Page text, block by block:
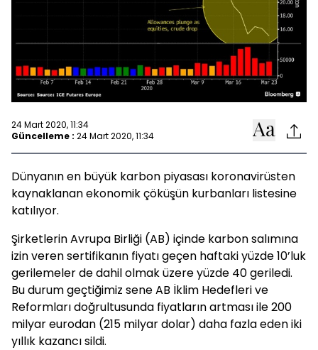
24 Mart 2020, 11:34
Güncelleme : 24 Mart 2020, 11:34
Dünyanın en büyük karbon piyasası koronavirüsten
kaynaklanan ekonomik çöküşün kurbanları listesine
katılıyor.
Şirketlerin Avrupa Birliği (AB) içinde karbon salımına
izin veren sertifikanın fiyatı geçen haftaki yüzde 10’luk
gerilemeler de dahil olmak üzere yüzde 40 geriledi.
Bu durum geçtiğimiz sene AB İklim Hedefleri ve
Reformları doğrultusunda fiyatların artması ile 200
milyar eurodan (215 milyar dolar) daha fazla eden iki
yıllık kazancı sildi.